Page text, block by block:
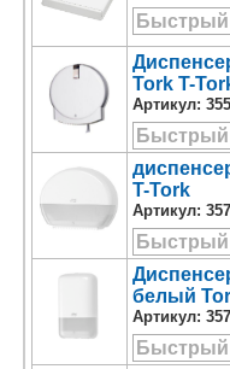
Tork T-
Артикул:
T-Tork
Артикул:
белый
Артикул: